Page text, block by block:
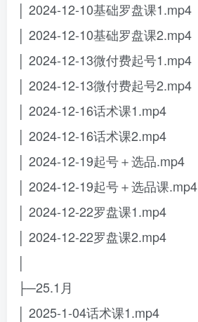
│ 2024-12-10基础罗盘课1.mp4
│ 2024-12-10基础罗盘课2.mp4
│ 2024-12-13微付费起号1.mp4
│ 2024-12-13微付费起号2.mp4
│ 2024-12-16话术课1.mp4
│ 2024-12-16话术课2.mp4
│ 2024-12-19起号＋选品.mp4
│ 2024-12-19起号＋选品课.mp4
│ 2024-12-22罗盘课1.mp4
│ 2024-12-22罗盘课2.mp4
│
├─25.1月
│ 2025-1-04话术课1.mp4